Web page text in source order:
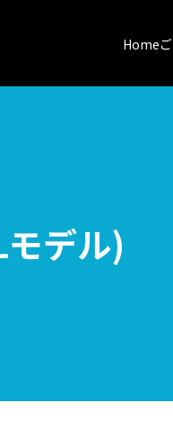
Home
デル)